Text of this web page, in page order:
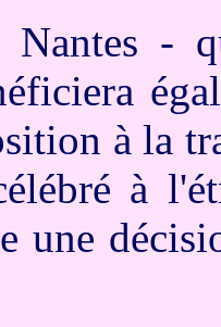
-
à la
à
une